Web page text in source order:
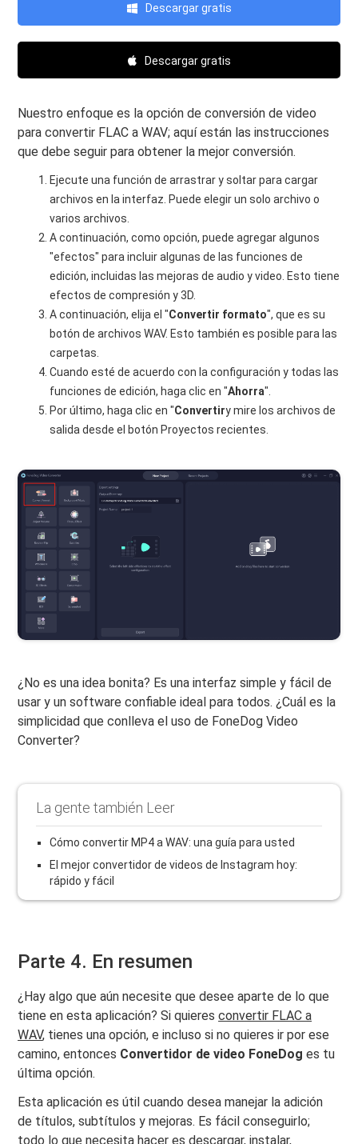
Descargar gratis
Descargar gratis
Nuestro enfoque es la opción de conversión de video
para convertir FLAC a WAV; aquí están las instrucciones
que debe seguir para obtener la mejor conversión.
Ejecute una función de arrastrar y soltar para cargar
archivos en la interfaz. Puede elegir un solo archivo o
varios archivos.
A continuación, como opción, puede agregar algunos
"efectos" para incluir algunas de las funciones de
edición, incluidas las mejoras de audio y video. Esto tiene
efectos de compresión y 3D.
A continuación, elija el "Convertir formato", que es su
botón de archivos WAV. Esto también es posible para las
carpetas.
Cuando esté de acuerdo con la configuración y todas las
funciones de edición, haga clic en "Ahorra".
Por último, haga clic en "Convertiry mire los archivos de
salida desde el botón Proyectos recientes.
¿No es una idea bonita? Es una interfaz simple y fácil de
usar y un software confiable ideal para todos. ¿Cuál es la
simplicidad que conlleva el uso de FoneDog Video
Converter?
La gente también Leer
Cómo convertir MP4 a WAV: una guía para usted
El mejor convertidor de videos de Instagram hoy:
rápido y fácil
Parte 4. En resumen
¿Hay algo que aún necesite que desee aparte de lo que
tiene en esta aplicación? Si quieresconvertir FLAC a
WAV, tienes una opción, e incluso si no quieres ir por ese
camino, entonces Convertidor de video FoneDog es tu
última opción.
Esta aplicación es útil cuando desea manejar la adición
de títulos, subtítulos y mejoras. Es fácil conseguirlo;
todo lo que necesita hacer es descargar, instalar,